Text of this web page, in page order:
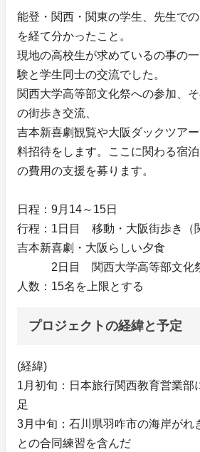
能登・関西・関東の学生、先生で
を経て分かったこと。
現地の高校生が求めているの事の
験と学生同士の交流でした。
関西大学高等部文化祭への参加、
の街歩き交流、
吉本新喜劇観覧や大阪ダックツア
料招待をします。ここに関わる宿
の費用の支援を募ります。
日程：9月14～15日
行程：1日目 移動・大阪街歩き（
吉本新喜劇・大阪らしい夕食
2日目 関西大学高等部文化祭
人数：15名を上限とする
プロジェクトの経緯と予定
(経緯)
1月初旬：日本旅行関西教育営業部
足
3月中旬：石川県羽咋市の海岸がれ
との合同練習を含んだ